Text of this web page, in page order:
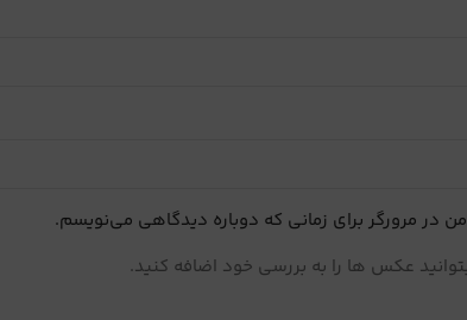
در مرورگر برای زمانی که دوباره دیدگاهی می‌نویسم.
عکس ها را به بررسی خود اضافه کنید.